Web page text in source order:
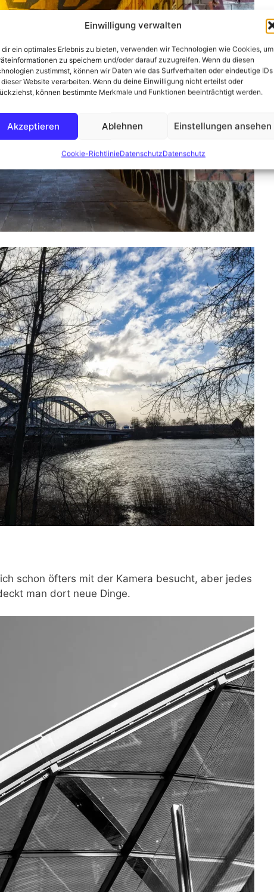
Einwilligung verwalten
dir ein optimales Erlebnis zu bieten, verwenden wir Technologien wie Cookies, um
zu speichern und/oder darauf zuzugreifen. Wenn du diesen
zustimmst, können wir Daten wie das Surfverhalten oder eindeutige IDs
Website verarbeiten. Wenn du deine Einwilligung nicht erteilst oder
können bestimmte Merkmale und Funktionen beeinträchtigt werden.
Akzeptieren Ablehnen Einstellungen ansehen
Cookie-RichtlinieDatenschutzDatenschutz
schon öfters mit der Kamera besucht, aber jedes
man dort neue Dinge.